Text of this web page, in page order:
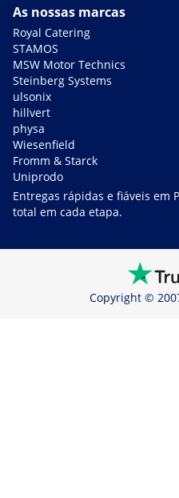
As nossas marcas
Royal Catering
STAMOS
MSW Motor Technics
Steinberg Systems
ulsonix
hillvert
physa
Wiesenfield
Fromm & Starck
Uniprodo
Entregas rápidas e fiáveis em
total em cada etapa.
Copyright ©